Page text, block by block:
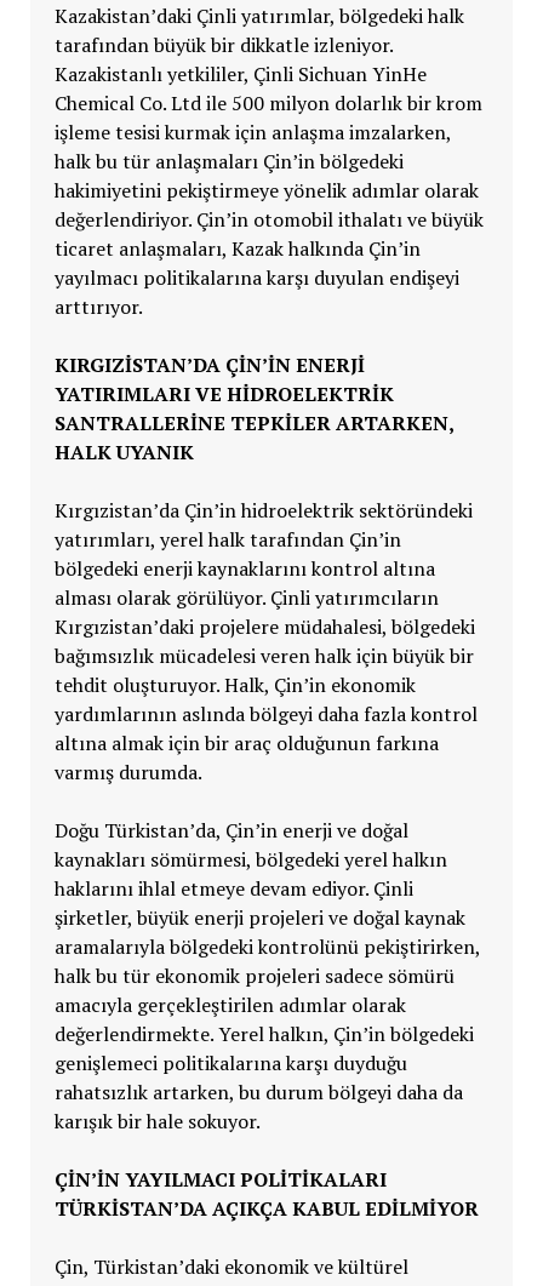
Kazakistan’daki Çinli yatırımlar, bölgedeki halk
tarafından büyük bir dikkatle izleniyor.
Kazakistanlı yetkililer, Çinli Sichuan YinHe
Chemical Co. Ltd ile 500 milyon dolarlık bir krom
işleme tesisi kurmak için anlaşma imzalarken,
halk bu tür anlaşmaları Çin’in bölgedeki
hakimiyetini pekiştirmeye yönelik adımlar olarak
değerlendiriyor. Çin’in otomobil ithalatı ve büyük
ticaret anlaşmaları, Kazak halkında Çin’in
yayılmacı politikalarına karşı duyulan endişeyi
arttırıyor.
KIRGIZİSTAN’DA ÇİN’İN ENERJİ
YATIRIMLARI VE HİDROELEKTRİK
SANTRALLERİNE TEPKİLER ARTARKEN,
HALK UYANIK
Kırgızistan’da Çin’in hidroelektrik sektöründeki
yatırımları, yerel halk tarafından Çin’in
bölgedeki enerji kaynaklarını kontrol altına
alması olarak görülüyor. Çinli yatırımcıların
Kırgızistan’daki projelere müdahalesi, bölgedeki
bağımsızlık mücadelesi veren halk için büyük bir
tehdit oluşturuyor. Halk, Çin’in ekonomik
yardımlarının aslında bölgeyi daha fazla kontrol
altına almak için bir araç olduğunun farkına
varmış durumda.
Doğu Türkistan’da, Çin’in enerji ve doğal
kaynakları sömürmesi, bölgedeki yerel halkın
haklarını ihlal etmeye devam ediyor. Çinli
şirketler, büyük enerji projeleri ve doğal kaynak
aramalarıyla bölgedeki kontrolünü pekiştirirken,
halk bu tür ekonomik projeleri sadece sömürü
amacıyla gerçekleştirilen adımlar olarak
değerlendirmekte. Yerel halkın, Çin’in bölgedeki
genişlemeci politikalarına karşı duyduğu
rahatsızlık artarken, bu durum bölgeyi daha da
karışık bir hale sokuyor.
ÇİN’İN YAYILMACI POLİTİKALARI
TÜRKİSTAN’DA AÇIKÇA KABUL EDİLMİYOR
Çin, Türkistan’daki ekonomik ve kültürel